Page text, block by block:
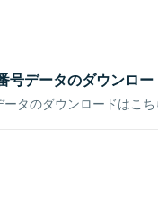
号データのダウンロー
ータのダウンロードはこ